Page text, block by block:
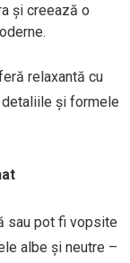
și creează o
relaxantă cu
detaliile și formele
sau pot fi vopsite
albe și neutre –